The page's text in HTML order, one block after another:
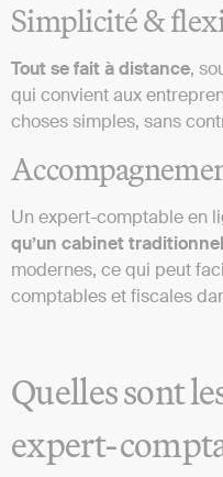
Simplicité &
Tout se fait à distance,
qui convient aux
choses simples, sans
Un expert-comptable en
qu’un cabinet traditionnel
modernes, ce qui peut
comptables et fiscales
Quelles sont
expert-